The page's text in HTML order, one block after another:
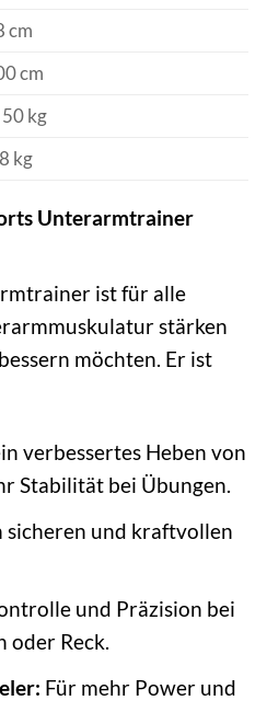
cm
cm
50 kg
kg
Unterarmtrainer
ist für alle
stärken
möchten. Er ist
verbessertes Heben von
Stabilität bei Übungen.
sicheren und kraftvollen
und Präzision bei
oder Reck.
Für mehr Power und